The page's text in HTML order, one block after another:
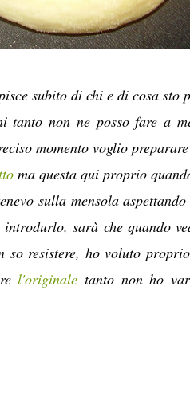
subito di chi e di cosa sto
tanto non ne posso fare a
momento voglio
ma questa qui proprio
sulla mensola aspettando
sarà che quando
resistere, ho voluto
l'originale tanto non ho